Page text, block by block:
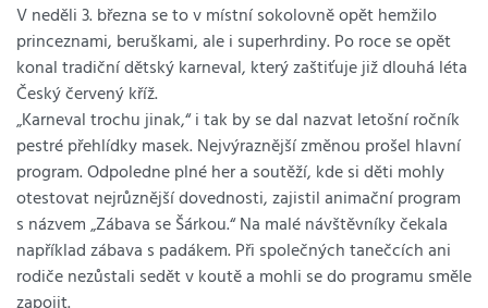
V neděli 3. března se to v místní sokolovně opět hemžilo
princeznami, beruškami, ale i superhrdiny. Po roce se opět
konal tradiční dětský karneval, který zaštiťuje již dlouhá léta
Český červený kříž.
„Karneval trochu jinak,“ i tak by se dal nazvat letošní ročník
pestré přehlídky masek. Nejvýraznější změnou prošel hlavní
program. Odpoledne plné her a soutěží, kde si děti mohly
otestovat nejrůznější dovednosti, zajistil animační program
s názvem „Zábava se Šárkou.“ Na malé návštěvníky čekala
například zábava s padákem. Při společných tanečcích ani
rodiče nezůstali sedět v koutě a mohli se do programu směle